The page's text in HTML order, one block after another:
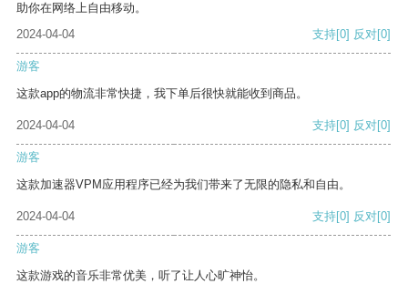
助你在网络上自由移动。
2024-04-04
支持[0] 反对[0]
游客
这款app的物流非常快捷，我下单后很快就能收到商品。
2024-04-04 支持[0] 反对[0]
游客
这款加速器VPM应用程序已经为我们带来了无限的隐私和自由。
2024-04-04 支持[0] 反对[0]
游客
这款游戏的音乐非常优美，听了让人心旷神怡。